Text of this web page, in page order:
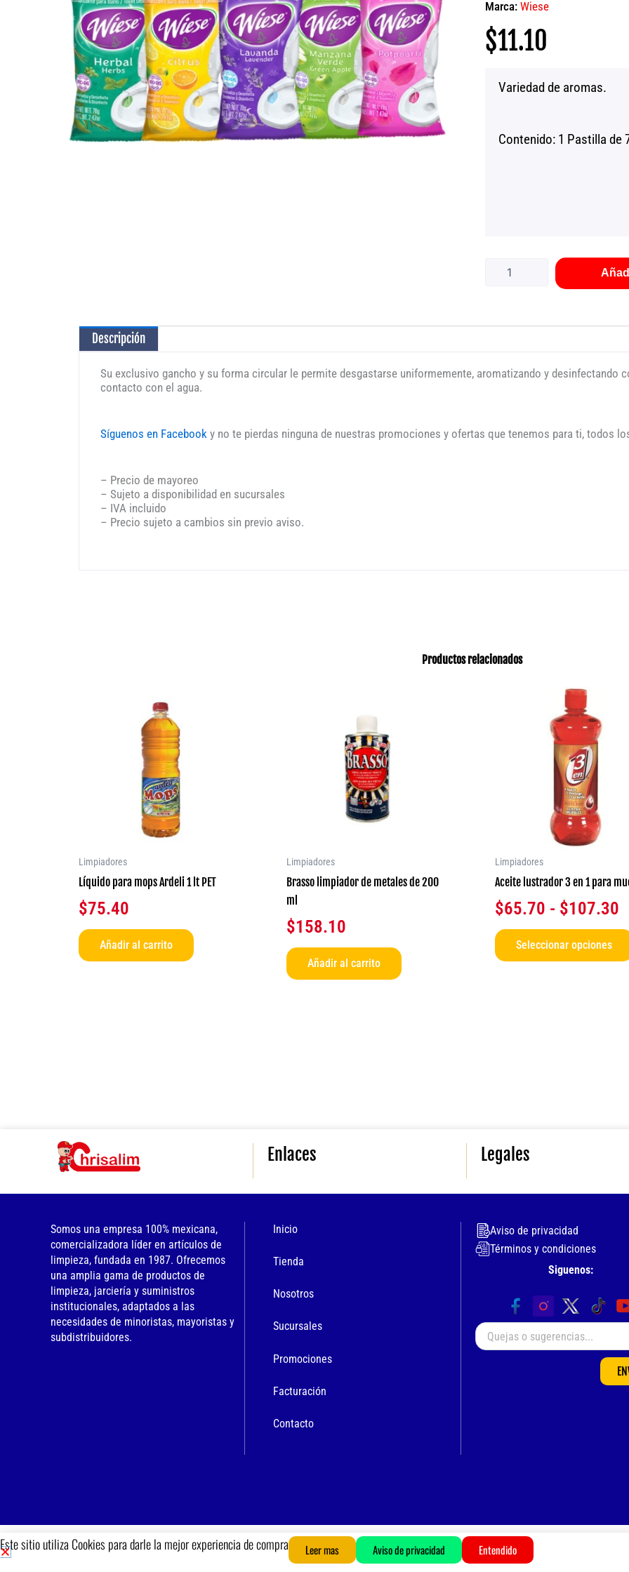
Marca: Wiese
$11.10
Variedad de aromas.
Contenido: 1 Pastilla de
Wiese
Descripción
Su exclusivo gancho y su forma circular le permite desgastarse uniformemente, aromatizando y desinfectando
contacto con el agua.
Síguenos en Facebook y no te pierdas ninguna de nuestras promociones y ofertas que tenemos para ti, todos
– Precio de mayoreo
– Sujeto a disponibilidad en sucursales
– IVA incluido
– Precio sujeto a cambios sin previo aviso.
Productos relacionados
Limpiadores
Líquido para mops Ardeli 1 lt PET
$75.40
Añadir al carrito
Limpiadores
Brasso limpiador de metales de 200
ml
$158.10
Añadir al carrito
Limpiadores
Aceite lustrador 3 en 1 para
$65.70 - $107.30
Seleccionar opciones
Enlaces Legales
Somos una empresa 100% mexicana,
comercializadora líder en artículos de
limpieza, fundada en 1987. Ofrecemos
una amplia gama de productos de
limpieza, jarciería y suministros
institucionales, adaptados a las
necesidades de minoristas, mayoristas y
subdistribuidores.
Inicio
Tienda
Nosotros
Sucursales
Promociones
Facturación
Contacto
Aviso de privacidad
Términos y condiciones
Siguenos:
© 2024 Derechos Reservados.“Chrisalim”
Este sitio utiliza Cookies para darle la mejor experiencia de compra Leer mas Aviso de privacidad Entendido